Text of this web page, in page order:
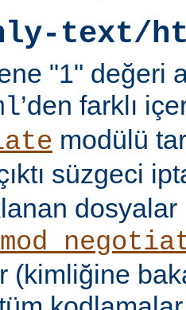
text/
"1" değeri
’den farklı
modülü
süzgeci
dosyalar
(kimliğine